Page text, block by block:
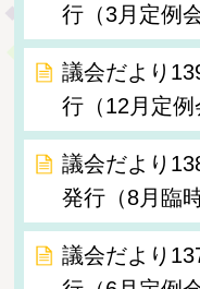
行（3月定例会
議会だより
行（12月定例
議会だより
発行（8月臨
議会だより